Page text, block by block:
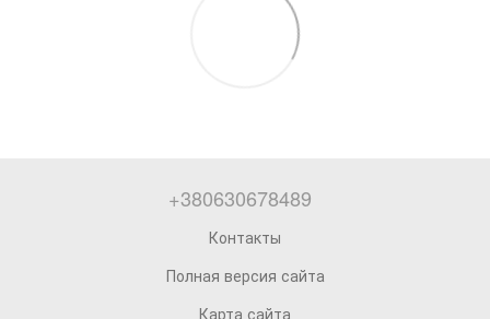
+380630678489
Контакты
Полная версия сайта
Карта сайта